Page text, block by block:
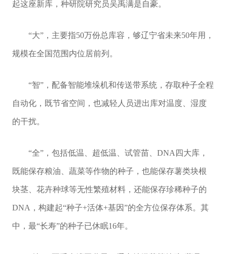
起这座新库，种研院研究员吴禹满是自豪。
“大”，主要指50万份总库容，够辽宁省未来50年用，
规模在全国范围内位居前列。
“智”，配备智能堆垛机和传送带系统，存取种子全程
自动化，既节省空间，也减轻人员进出库对温度、湿度
的干扰。
“全”，包括低温、超低温、试管苗、DNA四大库，
既能保存粮油、蔬菜等作物的种子，也能保存薯类块根
块茎、花卉种球等无性繁殖材料，还能保存珍稀种子的
DNA，构建起“种子+活体+基因”的全方位保存体系。其
中，最“长寿”的种子已休眠16年。